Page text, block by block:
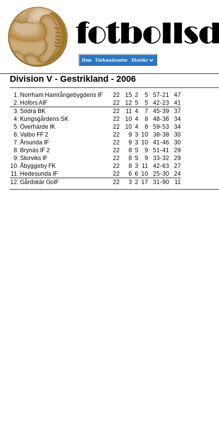
Hem Förbundsserier Distrikt
Division V - Gestrikland - 2006
1. Norrham Hamrångebygdens IF 22 15 2 5 57-21
47
2. Hofors AIF 22 12 5 5 42-23
41
3. Södra BK 22 11 4 7 45-39
37
4. Kungsgårdens SK 22 10 4 8 48-36
34
5. Överhärde IK 22 10 4 8 59-53
34
6. Valbo FF 2 22 9 3 10 38-38
30
7. Årsunda IF 22 9 3 10 41-46
30
8. Brynäs IF 2 22 8 5 9 51-41
29
9. Storviks IF 22 8 5 9 33-32
29
10. Åbyggeby FK 22 8 3 11 42-63
27
11. Hedesunda IF 22 6 6 10 25-30
24
12. Gårdskär GoIF 22 3 2 17 31-90 11